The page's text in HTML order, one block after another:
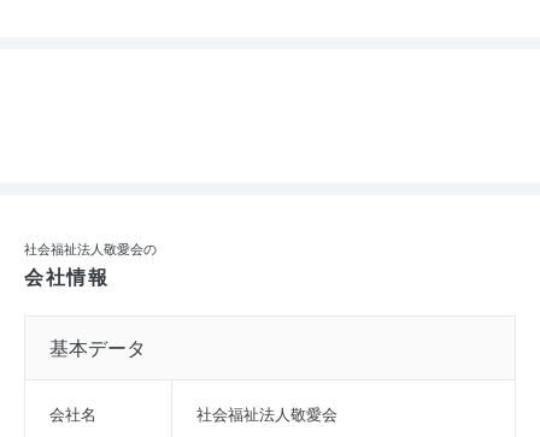
社会福祉法人敬愛会の
会社情報
基本データ
会社名 社会福祉法人敬愛会